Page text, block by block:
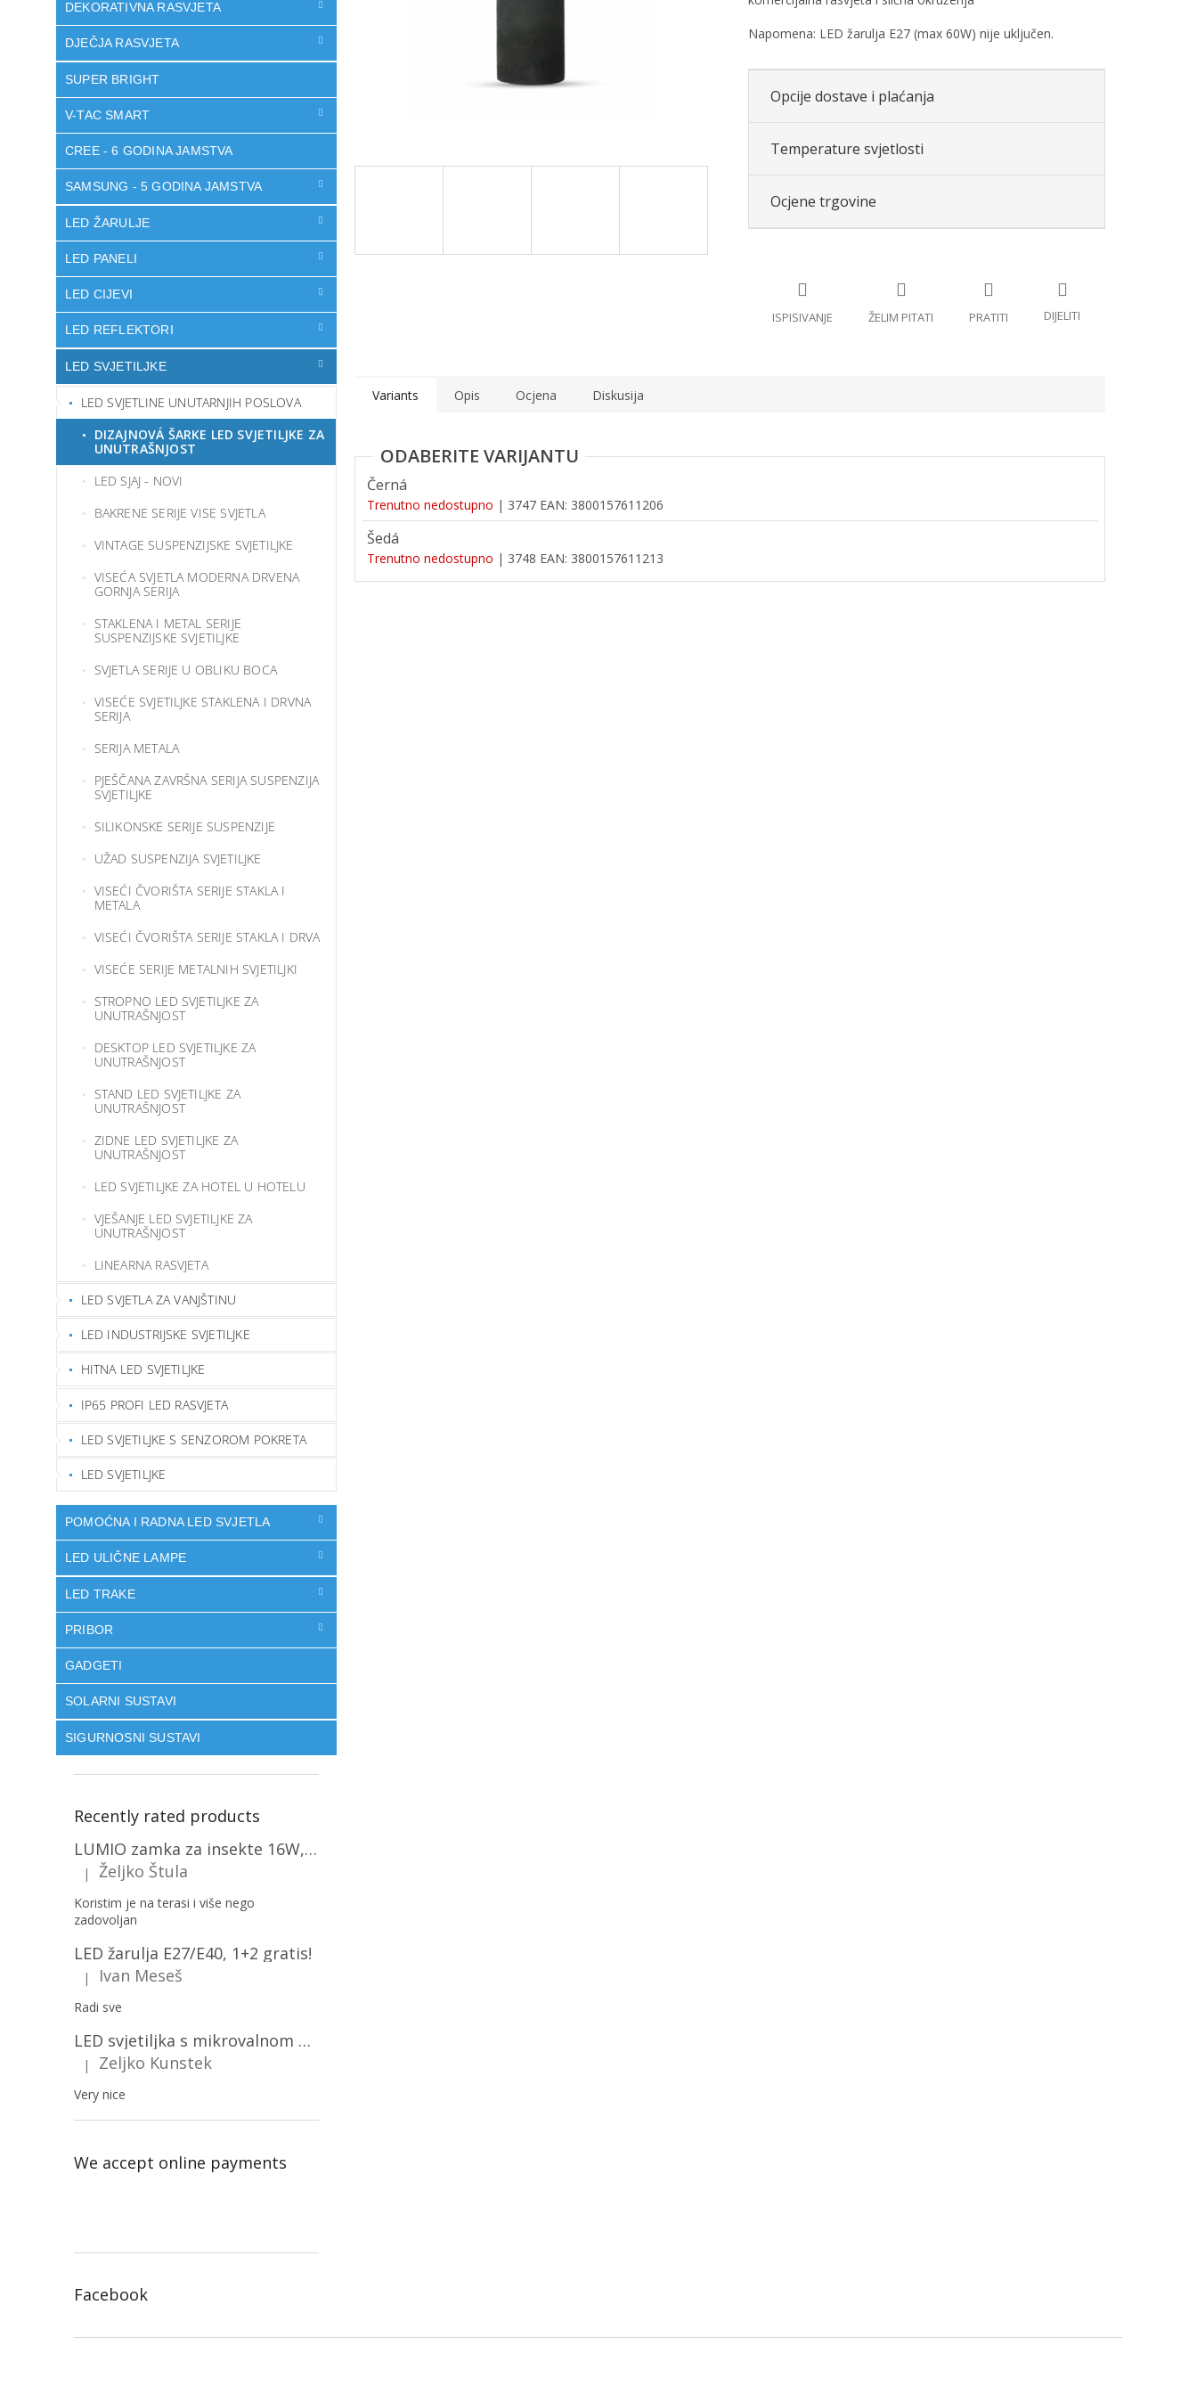
DEKORATIVNA RASVJETA
DJEČJA RASVJETA
SUPER BRIGHT
V-TAC SMART
CREE - 6 GODINA JAMSTVA
SAMSUNG - 5 GODINA JAMSTVA
LED ŽARULJE
LED PANELI
LED CIJEVI
LED REFLEKTORI
LED SVJETILJKE
LED SVJETLINE UNUTARNJIH POSLOVA
DIZAJNOVÁ ŠARKE LED SVJETILJKE ZA
UNUTRAŠNJOST
LED SJAJ - NOVI
BAKRENE SERIJE VISE SVJETLA
VINTAGE SUSPENZIJSKE SVJETILJKE
VISEĆA SVJETLA MODERNA DRVENA
GORNJA SERIJA
STAKLENA I METAL SERIJE
SUSPENZIJSKE SVJETILJKE
SVJETLA SERIJE U OBLIKU BOCA
VISEĆE SVJETILJKE STAKLENA I DRVNA
SERIJA
SERIJA METALA
PJEŠČANA ZAVRŠNA SERIJA SUSPENZIJA
SVJETILJKE
SILIKONSKE SERIJE SUSPENZIJE
UŽAD SUSPENZIJA SVJETILJKE
VISEĆI ČVORIŠTA SERIJE STAKLA I
METALA
VISEĆI ČVORIŠTA SERIJE STAKLA I DRVA
VISEĆE SERIJE METALNIH SVJETILJKI
STROPNO LED SVJETILJKE ZA
UNUTRAŠNJOST
DESKTOP LED SVJETILJKE ZA
UNUTRAŠNJOST
STAND LED SVJETILJKE ZA
UNUTRAŠNJOST
ZIDNE LED SVJETILJKE ZA
UNUTRAŠNJOST
LED SVJETILJKE ZA HOTEL U HOTELU
VJEŠANJE LED SVJETILJKE ZA
UNUTRAŠNJOST
LINEARNA RASVJETA
LED SVJETLA ZA VANJŠTINU
LED INDUSTRIJSKE SVJETILJKE
HITNA LED SVJETILJKE
IP65 PROFI LED RASVJETA
LED SVJETILJKE S SENZOROM POKRETA
LED SVJETILJKE
POMOĆNA I RADNA LED SVJETLA
LED ULIČNE LAMPE
LED TRAKE
PRIBOR
GADGETI
SOLARNI SUSTAVI
SIGURNOSNI SUSTAVI
Recently rated products
LUMIO zamka za insekte 16W, 1+1 gratis! [MKE004]
The product rating is 5 out of 5 stars.
| Željko Štula
Koristim je na terasi i više nego
zadovoljan
LED žarulja E27/E40, 1+2 gratis!
The product rating is 5 out of 5 stars.
| Ivan Meseš
Radi sve
LED svjetiljka s mikrovalnom pećnicom i svjetlosnim senzorom 36W, 3820lm, okrugla, bijeli okvir/2-PACK!
The product rating is 5 out of 5 stars.
| Zeljko Kunstek
Very nice
We accept online payments
Facebook
Napomena: LED žarulja E27 (max 60W) nije uključen.
Opcije dostave i plaćanja
Temperature svjetlosti
Ocjene trgovine
Variants Opis Ocjena Diskusija
Černá
Trenutno nedostupno | 3747 EAN: 3800157611206
Šedá
Trenutno nedostupno | 3748 EAN: 3800157611213